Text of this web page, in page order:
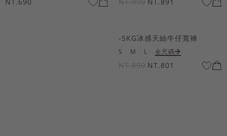
-5KG冰感天絲牛仔寬褲
S M L 全尺碼
NT.890 NT.801